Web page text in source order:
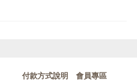
付款方式說明
會員專區